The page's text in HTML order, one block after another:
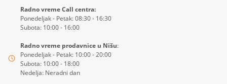
Radno vreme Call centra:
Ponedeljak - Petak: 08:30 - 16:30
Subota: 10:00 - 16:00
Radno vreme prodavnice u Nišu:
Ponedeljak - Petak: 10:00 - 20:00
Subota: 10:00 - 18:00
Nedelja: Neradni dan